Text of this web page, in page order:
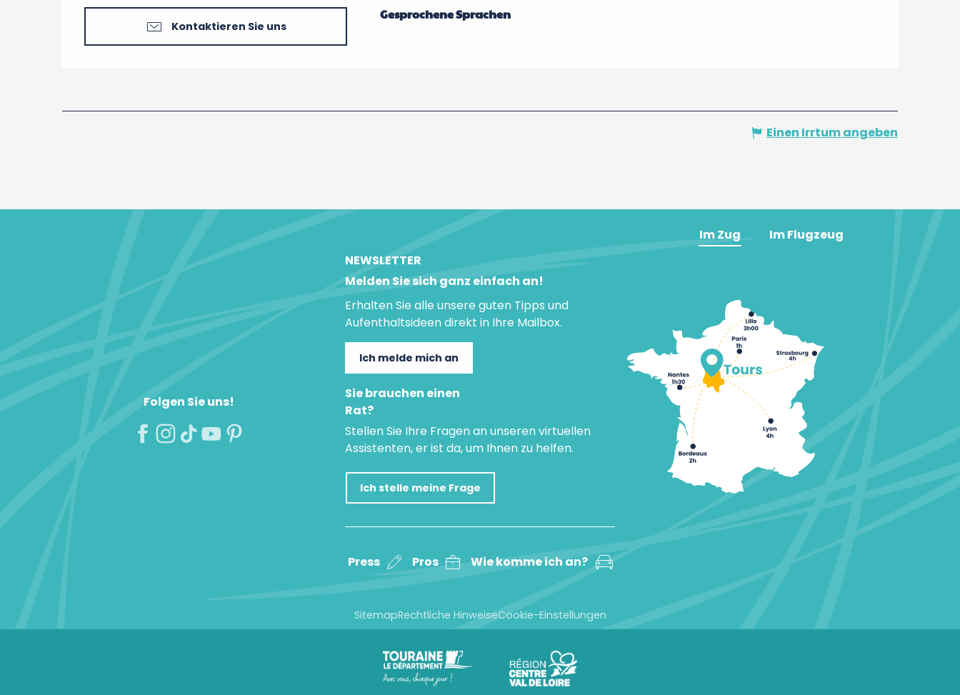
Kontaktieren Sie uns
Gesprochene Sprachen
Gesprochene Sprachen
Einen Irrtum angeben
Folgen Sie uns!
NEWSLETTER
Melden Sie sich ganz einfach an!
Erhalten Sie alle unsere guten Tipps und
Aufenthaltsideen direkt in Ihre Mailbox.
Ich melde mich an
Sie brauchen einen
Rat?
Stellen Sie Ihre Fragen an unseren virtuellen
Assistenten, er ist da, um Ihnen zu helfen.
Ich stelle meine Frage
Press Pros Wie komme ich an?
Im Zug Im Flugzeug
SitemapRechtliche HinweiseCookie-Einstellungen